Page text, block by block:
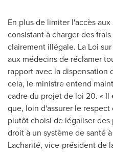
En plus de limiter l'accès
consistant à charger des
clairement illégale. La Loi
aux médecins de réclamer
rapport avec la dispensation
cela, le ministre entend
cadre du projet de loi 20. «
que, loin d'assurer le
plutôt choisi de légaliser
droit à un système de santé
Lacharité, vice-président de